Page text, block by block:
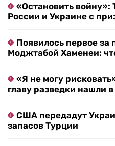
«Остановить войну»:
России и Украине с
Появилось первое за
Моджтабой Хаменеи:
«Я не могу
главу разведки нашли
США передадут
запасов Турции